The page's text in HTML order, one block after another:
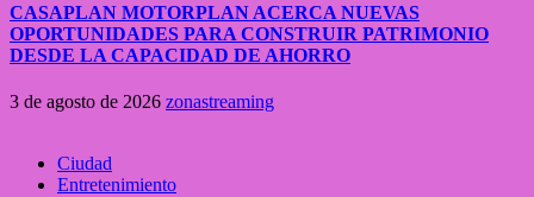
CASAPLAN MOTORPLAN ACERCA NUEVAS
OPORTUNIDADES PARA CONSTRUIR PATRIMONIO
DESDE LA CAPACIDAD DE AHORRO
3 de agosto de 2026 zonastreaming
Ciudad
Entretenimiento